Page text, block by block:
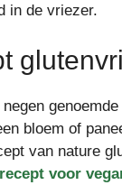
in de vriezer.
bloem of
van nature
voor